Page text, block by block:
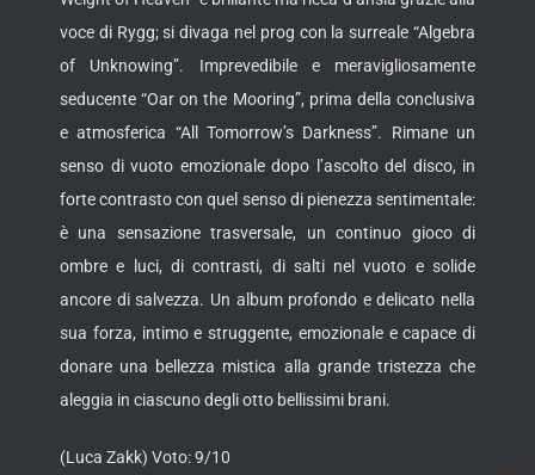
voce di Rygg; si divaga nel prog con la surreale “Algebra
of Unknowing”. Imprevedibile e meravigliosamente
seducente “Oar on the Mooring”, prima della conclusiva
e atmosferica “All Tomorrow’s Darkness”. Rimane un
senso di vuoto emozionale dopo l’ascolto del disco, in
forte contrasto con quel senso di pienezza sentimentale:
è una sensazione trasversale, un continuo gioco di
ombre e luci, di contrasti, di salti nel vuoto e solide
ancore di salvezza. Un album profondo e delicato nella
sua forza, intimo e struggente, emozionale e capace di
donare una bellezza mistica alla grande tristezza che
aleggia in ciascuno degli otto bellissimi brani.
(Luca Zakk) Voto: 9/10